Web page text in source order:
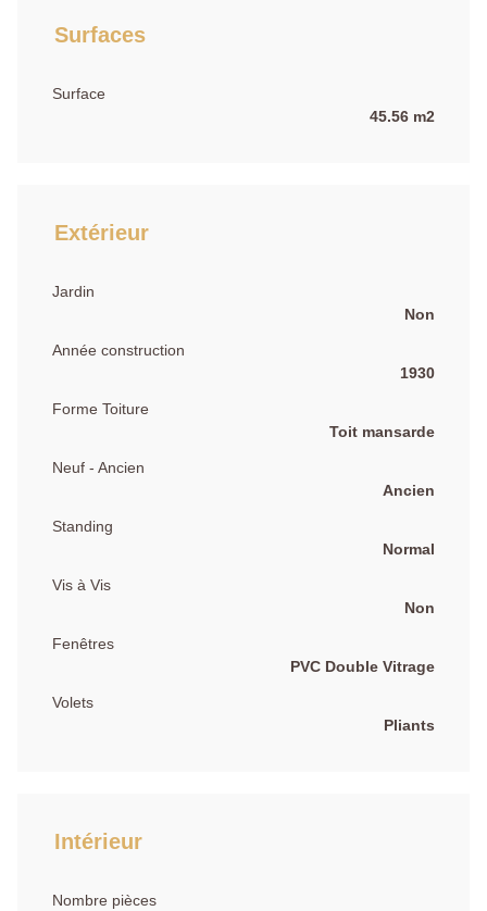
Surfaces
Surface
45.56 m2
Extérieur
Jardin
Non
Année construction
1930
Forme Toiture
Toit mansarde
Neuf - Ancien
Ancien
Standing
Normal
Vis à Vis
Non
Fenêtres
PVC Double Vitrage
Volets
Pliants
Intérieur
Nombre pièces